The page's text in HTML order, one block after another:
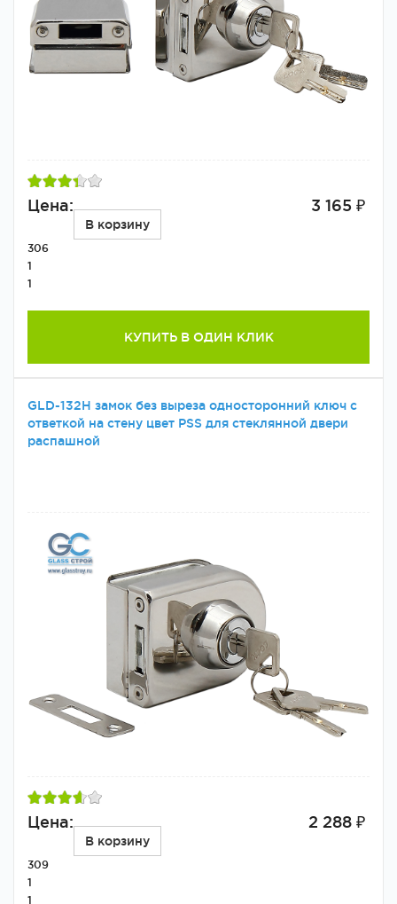
Цена: 3 165 ₽
В корзину
306
1
1
КУПИТЬ В ОДИН КЛИК
GLD-132H замок без выреза односторонний ключ с
ответкой на стену цвет PSS для стеклянной двери
распашной
Цена: 2 288 ₽
В корзину
309
1
1